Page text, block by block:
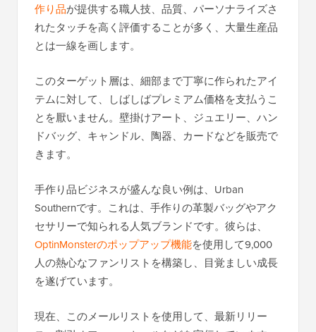
作り品が提供する職人技、品質、パーソナライズさ
れたタッチを高く評価することが多く、大量生産品
とは一線を画します。
このターゲット層は、細部まで丁寧に作られたアイ
テムに対して、しばしばプレミアム価格を支払うこ
とを厭いません。壁掛けアート、ジュエリー、ハン
ドバッグ、キャンドル、陶器、カードなどを販売で
きます。
手作り品ビジネスが盛んな良い例は、Urban
Southernです。これは、手作りの革製バッグやアク
セサリーで知られる人気ブランドです。彼らは、
OptinMonsterのポップアップ機能を使用して9,000
人の熱心なファンリストを構築し、目覚ましい成長
を遂げています。
現在、このメールリストを使用して、最新リリー